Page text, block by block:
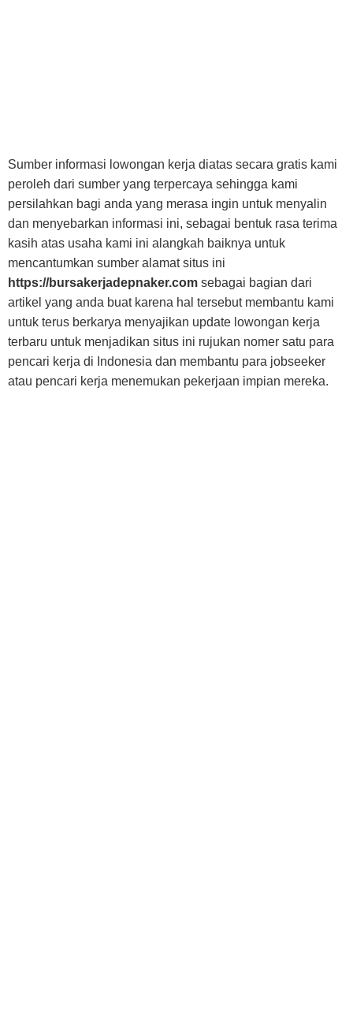
Sumber informasi lowongan kerja diatas secara gratis kami
peroleh dari sumber yang terpercaya sehingga kami
persilahkan bagi anda yang merasa ingin untuk menyalin
dan menyebarkan informasi ini, sebagai bentuk rasa terima
kasih atas usaha kami ini alangkah baiknya untuk
mencantumkan sumber alamat situs ini
https://bursakerjadepnaker.com sebagai bagian dari
artikel yang anda buat karena hal tersebut membantu kami
untuk terus berkarya menyajikan update lowongan kerja
terbaru untuk menjadikan situs ini rujukan nomer satu para
pencari kerja di Indonesia dan membantu para jobseeker
atau pencari kerja menemukan pekerjaan impian mereka.